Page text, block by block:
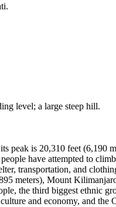
level; a large steep hill.
is 20,310 feet (6,190
have attempted to
transportation, and
meters), Mount
the third biggest ethnic
and economy, and the